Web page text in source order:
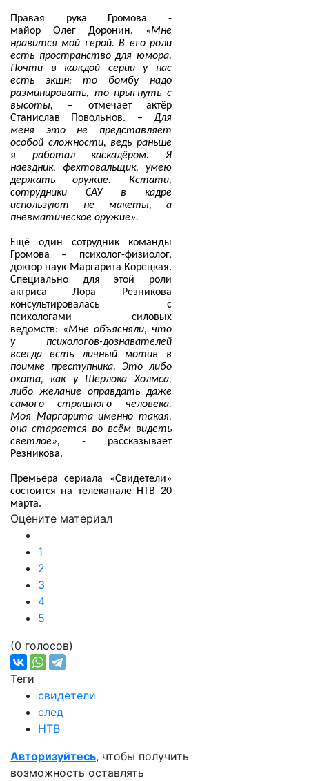
Правая рука Громова -
майор
Олег Доронин. «Мне
нравится мой герой. В его роли
есть пространство для юмора.
Почти в каждой серии у нас
есть экшн: то бомбу надо
разминировать, то прыгнуть с
высоты, – отмечает актёр
Станислав Повольнов. – Для
меня это не представляет
особой сложности, ведь раньше
я работал каскадёром. Я
наездник, фехтовальщик, умею
держать оружие. Кстати,
сотрудники САУ в кадре
используют не макеты, а
пневматическое оружие».
Ещё один сотрудник команды
Громова – психолог-физиолог,
доктор наук Маргарита Корецкая.
Специально для этой роли
актриса Лора Резникова
консультировалась с
психологами силовых
ведомств: «Мне объясняли, что
у психологов-дознавателей
всегда есть личный мотив в
поимке преступника. Это либо
охота, как у Шерлока Холмса,
либо желание оправдать даже
самого страшного человека.
Моя Маргарита именно такая,
она старается во всём видеть
светлое», - рассказывает
Резникова.
Премьера сериала «Свидетели»
состоится на телеканале НТВ 20
марта.
Оцените материал
1
2
3
4
5
(0 голосов)
Теги
свидетели
след
НТВ
Авторизуйтесь, чтобы получить
возможность оставлять